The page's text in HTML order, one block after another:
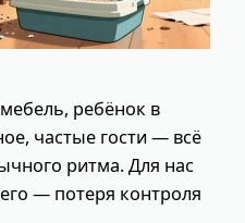
ребёнок в
частые гости — всё
ритма. Для нас
— потеря контроля